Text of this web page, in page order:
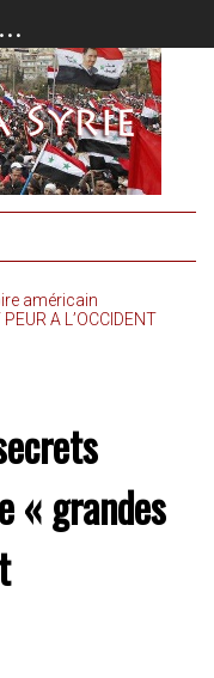
américain
A L’OCCIDENT
« grandes